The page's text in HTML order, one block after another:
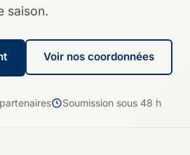
saison.
Voir nos coordonnées
Soumission sous 48 h